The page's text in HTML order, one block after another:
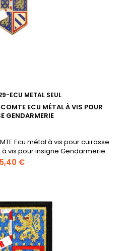
ECU METAL SEUL
ECU MÉTAL À VIS POUR
GENDARMERIE
Ecu métal à vis pour cuirasse
vis pour insigne Gendarmerie
d'uniforme réglementaire
Prix
5,40 €